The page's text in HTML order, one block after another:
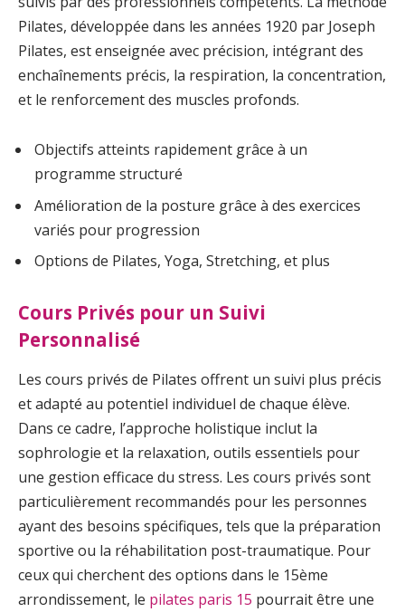
Pilates, développée dans les années 1920 par Joseph
Pilates, est enseignée avec précision, intégrant des
enchaînements précis, la respiration, la concentration,
et le renforcement des muscles profonds.
Objectifs atteints rapidement grâce à un
programme structuré
Amélioration de la posture grâce à des exercices
variés pour progression
Options de Pilates, Yoga, Stretching, et plus
Cours Privés pour un Suivi
Personnalisé
Les cours privés de Pilates offrent un suivi plus précis
et adapté au potentiel individuel de chaque élève.
Dans ce cadre, l’approche holistique inclut la
sophrologie et la relaxation, outils essentiels pour
une gestion efficace du stress. Les cours privés sont
particulièrement recommandés pour les personnes
ayant des besoins spécifiques, tels que la préparation
sportive ou la réhabilitation post-traumatique. Pour
ceux qui cherchent des options dans le 15ème
arrondissement, le pilates paris 15 pourrait être une